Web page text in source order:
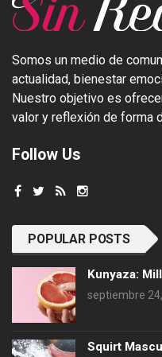
Somos un medio de
actualidad, bienestar
Nuestro objetivo es
valor y reflexión de forma
Follow Us
POPULAR POSTS
Kunyaza:
septiembre
Squirt